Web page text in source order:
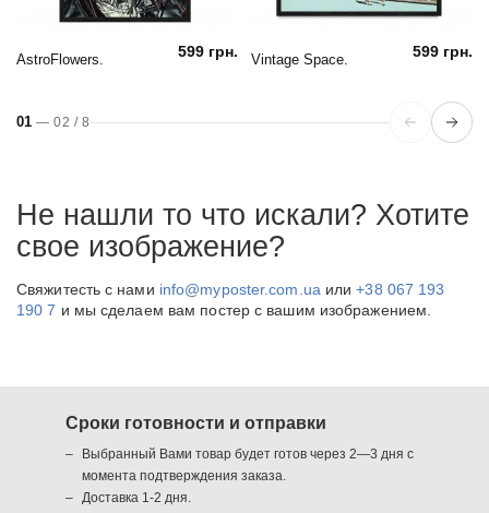
AstroFlowers. 599 грн. Vintage Space. 599 грн.
01 —02 / 8
Не нашли то что искали? Хотите
свое изображение?
Свяжитесть с нами info@myposter.com.uaили+38 067 193
190 7 и мы сделаем вам постер с вашим изображением.
Сроки готовности и отправки
Выбранный Вами товар будет готов через 2—3 дня с
момента подтверждения заказа.
Доставка 1-2 дня.